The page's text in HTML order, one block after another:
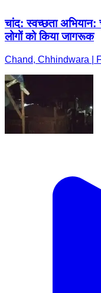
चांद: स्वच्छता
लोगों को किया जागरूक
Chand, Chhindwara |